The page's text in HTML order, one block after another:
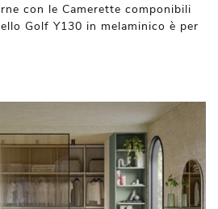
con le Camerette componibili
Golf Y130 in melaminico è per